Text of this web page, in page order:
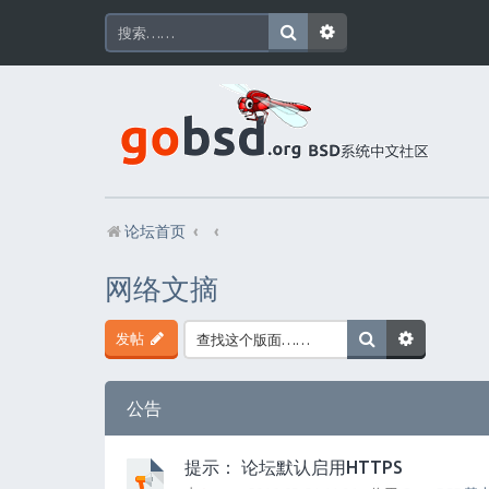
论坛首页
网络文摘
发帖
公告
提示： 论坛默认启用HTTPS